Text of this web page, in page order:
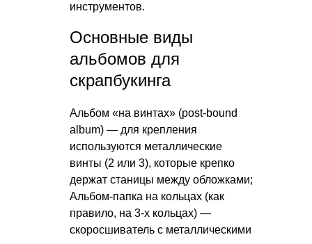
инструментов.
Основные виды
альбомов для
скрапбукинга
Альбом «на винтах» (post-bound
album) — для крепления
используются металлические
винты (2 или 3), которые крепко
держат станицы между обложками;
Альбом-папка на кольцах (как
правило, на 3-х кольцах) —
скоросшиватель с металлическими